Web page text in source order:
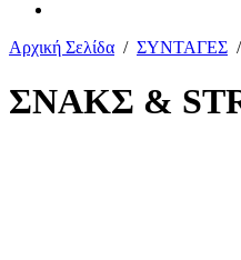
Αρχική Σελίδα / ΣΥΝΤΑΓΕΣ /
ΣΝΑΚΣ &